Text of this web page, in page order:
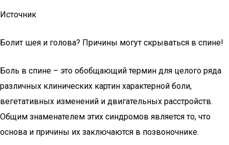
Источник
Болит шея и голова? Причины могут скрываться в спине!
Боль в спине – это обобщающий термин для целого ряда
различных клинических картин характерной боли,
вегетативных изменений и двигательных расстройств.
Общим знаменателем этих синдромов является то, что
основа и причины их заключаются в позвоночнике.